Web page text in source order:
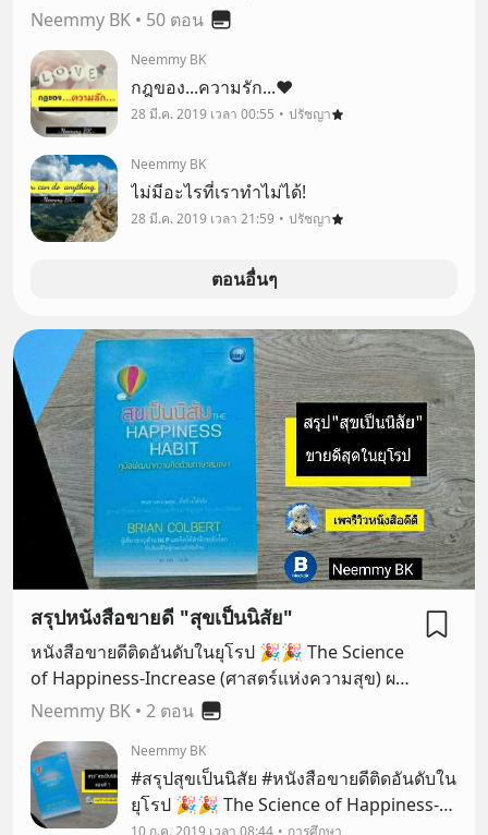
สำเร็จ หรือมีชีวิตที่ดีพร้อม ทั้งในด้านการงาน การ
หมายของเรา จึงไม่จำเป็นต้องเหมือนใคร แค่เรามี
ความสุข และไม่ทำให้คนอื่นๆเดือดร้อนก็พอแล้ว
การใช้ชีวิตไม่ได้ยากขนาดนั้น มีแต่เราต่างหากที่
ทำให้มันยากไปเอง ขอให้บทความเหล่านี้ ช่วยทำให้
คุณพบเจอแสงสว่าง และชีวิตที่ใช่ของคุณเองนะคะ
ขอให้คุณมีความสุขสมหวังทุกประการค่ะ ด้วยรัก
และปรารถนาดี จากแอดมิน เพจ Neemmy BK 😊
Neemmy BK • 50 ตอน
Neemmy BK
กฎของ...ความรัก...❤
28 มี.ค. 2019 เวลา 00:55 ปรัชญา
Neemmy BK
ไม่มีอะไรที่เราทำไม่ได้!
28 มี.ค. 2019 เวลา 21:59 ปรัชญา
ตอนอื่นๆ
สรุปหนังสือขายดี "สุขเป็นนิสัย"
หนังสือขายดีติดอันดับในยุโรป 🎉🎉 The Science
of Happiness-Increase (ศาสตร์แห่งความสุข) ผล
การวิจัยยืนยันว่า มนุษย์แต่ละคนสามารถเรียนรู้ที่จะ
เพิ่มพูน"ความสุข"ให้ตนเองได้ ถึง 25% โดยเฉลี่ย
จากการฝึกฝน .......................................................
ภายในหนังสือเล่มนี้เนื้อหาอัดแน่น มี 15 บทด้วยกัน
ล้วนเป็นเทคนิคที่ คนประสบความสำเร็จมากมาย
Neemmy BK • 2 ตอน
Neemmy BK
#สรุปสุขเป็นนิสัย #หนังสือขายดีติดอันดับใน
ยุโรป 🎉🎉 The Science of Happiness-
Increase (ศาสตร์แห่งความสุข)
10 ก.ค. 2019 เวลา 08:44 การศึกษา